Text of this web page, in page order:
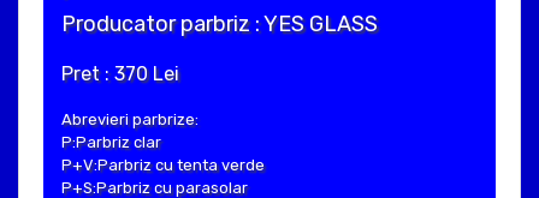
Producator parbriz : YES GLASS
Pret : 370 Lei
Abrevieri parbrize:
P:Parbriz clar
P+V:Parbriz cu tenta verde
P+S:Parbriz cu parasolar